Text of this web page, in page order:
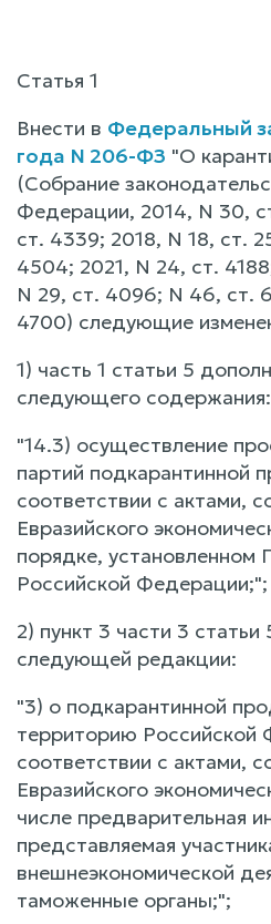
Статья 1
Внести в Федеральный
года N 206-ФЗ "О
(Собрание
Федерации, 2014, N 30,
ст. 4339; 2018, N 18, ст.
4504; 2021, N 24, ст.
N 29, ст. 4096; N 46, ст.
4700) следующие
1) часть 1 статьи 5
следующего содержания:
"14.3) осуществление
партий подкарантинной
соответствии с актами,
Евразийского
порядке, установленном
Российской Федерации;";
2) пункт 3 части 3 статьи
следующей редакции:
"3) о подкарантинной
территорию Российской
соответствии с актами,
Евразийского
числе предварительная
представляемая
внешнеэкономической
таможенные органы;";